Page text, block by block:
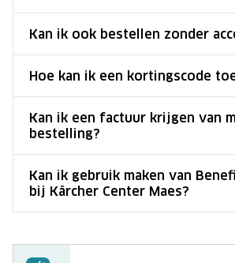
Kan ik ook bestellen zonder
Hoe kan ik een kortingscode
Kan ik een factuur krijgen van
bestelling?
Kan ik gebruik maken van
bij Kärcher Center Maes?